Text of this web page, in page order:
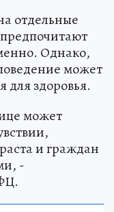
отдельные
Однако,
может
для здоровья.
может
и граждан
-